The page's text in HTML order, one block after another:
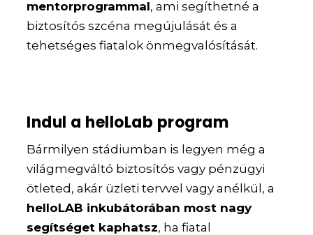
mentorprogrammal, ami segíthetné a
biztosítós szcéna megújulását és a
tehetséges fiatalok önmegvalósítását.
Indul a helloLab program
Bármilyen stádiumban is legyen még a
világmegváltó biztosítós vagy pénzügyi
ötleted, akár üzleti tervvel vagy anélkül, a
helloLAB inkubátorában most nagy
segítséget kaphatsz, ha fiatal